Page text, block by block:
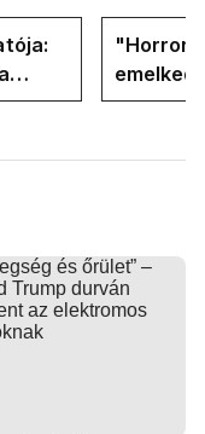
"Horror
oldalán